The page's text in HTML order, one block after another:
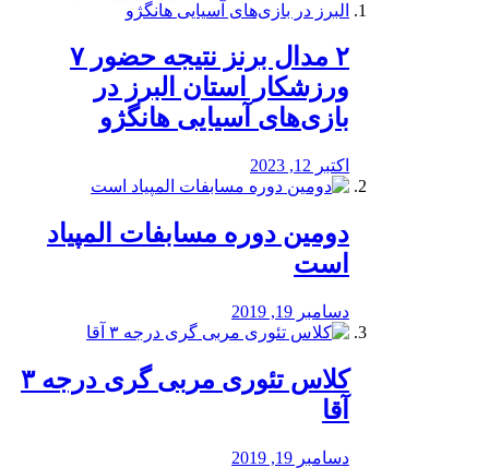
۲ مدال برنز نتیجه حضور ۷
ورزشکار استان البرز در
بازی‌های آسیایی هانگژو
اکتبر 12, 2023
دومین دوره مسابفات المپیاد
است
دسامبر 19, 2019
کلاس تئوری مربی گری درجه ۳
آقا
دسامبر 19, 2019